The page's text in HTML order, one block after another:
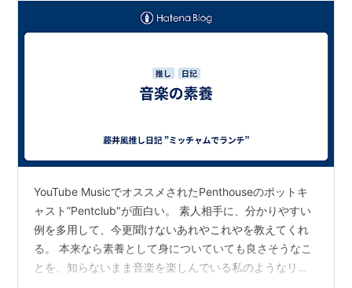
YouTube MusicでオススメされたPenthouseのポットキ
ャスト”Pentclub"が面白い。 素人相手に、分かりやすい
例を多用して、今更聞けないあれやこれやを教えてくれ
る。 本来なら素養として身についていても良さそうなこ
とを、知らないまま音楽を楽しんでいる私のようなリス